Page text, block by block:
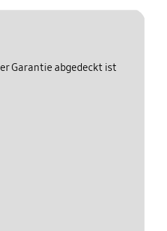
Garantie abgedeckt ist